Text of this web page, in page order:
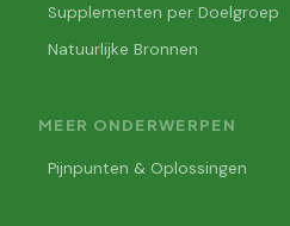
Supplementen per Doelgroep
Natuurlijke Bronnen
MEER ONDERWERPEN
Pijnpunten & Oplossingen